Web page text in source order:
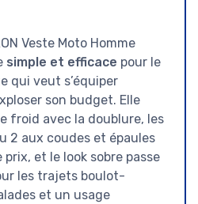
Veste Moto Homme
simple et efficace pour le
qui veut s’équiper
son budget. Elle
froid avec la doublure, les
2 aux coudes et épaules
et le look sobre passe
les trajets boulot-
et un usage